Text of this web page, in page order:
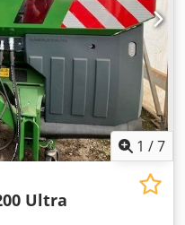
1 /7
Ultra